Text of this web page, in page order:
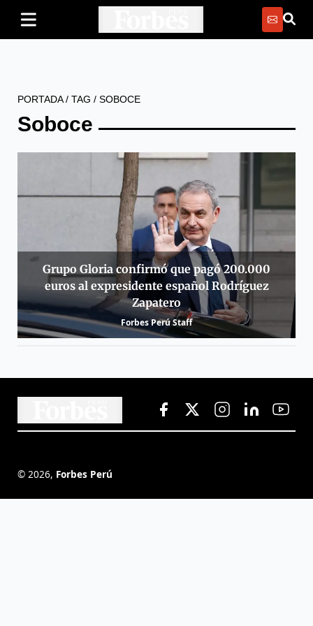
PORTADA/ TAG / SOBOCE
Soboce
Grupo Gloria confirmó que pagó 200.000
euros al expresidente español Rodríguez
Zapatero
Forbes Perú Staff
© 2026, Forbes Perú